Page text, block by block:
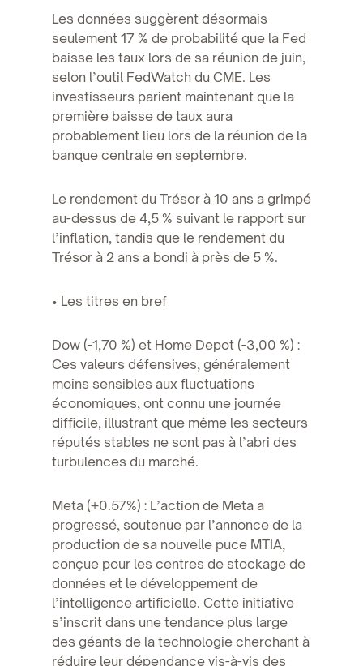
Les données suggèrent désormais
seulement 17 % de probabilité que la Fed
baisse les taux lors de sa réunion de juin,
selon l’outil FedWatch du CME. Les
investisseurs parient maintenant que la
première baisse de taux aura
probablement lieu lors de la réunion de la
banque centrale en septembre.
Le rendement du Trésor à 10 ans a grimpé
au-dessus de 4,5 % suivant le rapport sur
l’inflation, tandis que le rendement du
Trésor à 2 ans a bondi à près de 5 %.
• Les titres en bref
Dow (-1,70 %) et Home Depot (-3,00 %) :
Ces valeurs défensives, généralement
moins sensibles aux fluctuations
économiques, ont connu une journée
difficile, illustrant que même les secteurs
réputés stables ne sont pas à l’abri des
turbulences du marché.
Meta (+0.57%) : L’action de Meta a
progressé, soutenue par l’annonce de la
production de sa nouvelle puce MTIA,
conçue pour les centres de stockage de
données et le développement de
l’intelligence artificielle. Cette initiative
s’inscrit dans une tendance plus large
des géants de la technologie cherchant à
réduire leur dépendance vis-à-vis des